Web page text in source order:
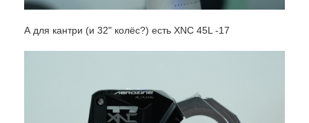
А для кантри (и 32" колёс?) есть XNC 45L -17